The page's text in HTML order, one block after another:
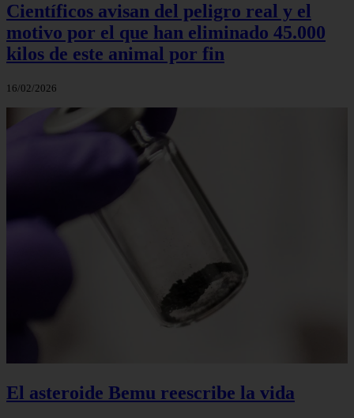
Científicos avisan del peligro real y el
motivo por el que han eliminado 45.000
kilos de este animal por fin
16/02/2026
El asteroide Bemu reescribe la vida